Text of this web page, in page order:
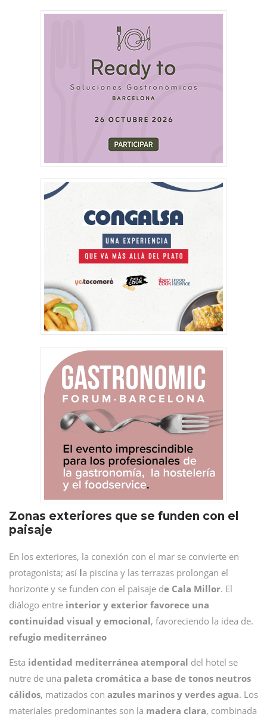
Zonas exteriores que se funden con el
paisaje
En los exteriores, la conexión con el mar se convierte en
protagonista; así la piscina y las terrazas prolongan el
horizonte y se funden con el paisaje de Cala Millor. El
diálogo entre interior y exterior favorece una
continuidad visual y emocional, favoreciendo la idea de.
refugio mediterráneo
Esta identidad mediterránea atemporal del hotel se
nutre de una paleta cromática a base de tonos neutros
cálidos, matizados con azules marinos y verdes agua. Los
materiales predominantes son la madera clara, combinada